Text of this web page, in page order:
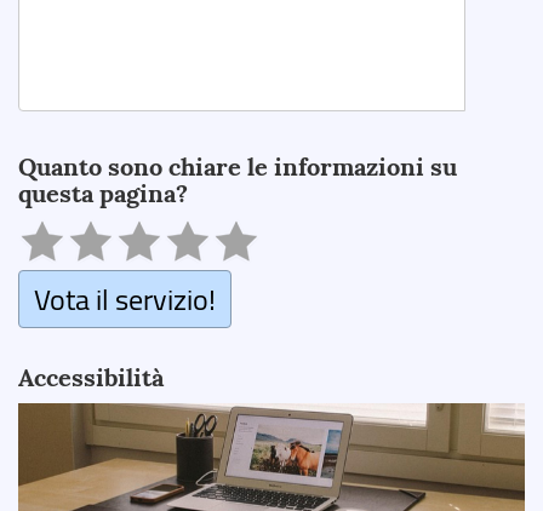
Quanto sono chiare le informazioni su
questa pagina?
Vota il servizio!
Accessibilità